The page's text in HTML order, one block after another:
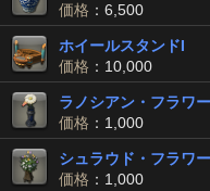
価格 ：6,500
ホイールスタンドI
価格 ：10,000
ラノシアン・フラワ
価格 ：1,000
シュラウド・フラワ
価格 ：1,000